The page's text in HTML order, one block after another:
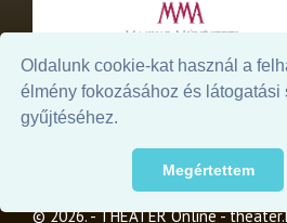
Oldalunk cookie-kat használ a
élmény fokozásához és látogatási
gyűjtéséhez.
Megértettem
© 2026. - THEATER Online -